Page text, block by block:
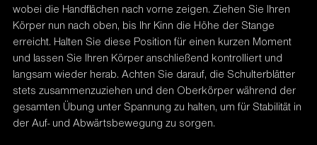
wobei die Handflächen nach vorne zeigen. Ziehen Sie Ihren
Körper nun nach oben, bis Ihr Kinn die Höhe der Stange
erreicht. Halten Sie diese Position für einen kurzen Moment
und lassen Sie Ihren Körper anschließend kontrolliert und
langsam wieder herab. Achten Sie darauf, die Schulterblätter
stets zusammenzuziehen und den Oberkörper während der
gesamten Übung unter Spannung zu halten, um für Stabilität in
der Auf- und Abwärtsbewegung zu sorgen.